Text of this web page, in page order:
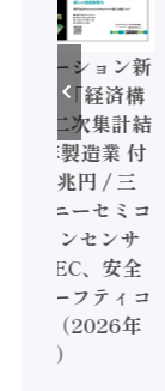
トメーション新
】「経済構
調査二次集計結
年製造業 付
額86兆円 / 三
とソニーセミコ
ジョンセンサ
/ IDEC、安全
すセーフティコ
ーラ（2026年
発行）